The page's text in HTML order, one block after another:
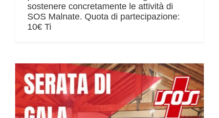
sostenere concretamente le attività di
SOS Malnate. Quota di partecipazione:
10€ Ti